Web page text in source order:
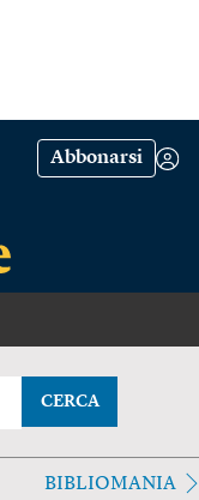
Abbonarsi
CERCA
BIBLIOMANIA